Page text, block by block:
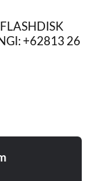
+62813 26